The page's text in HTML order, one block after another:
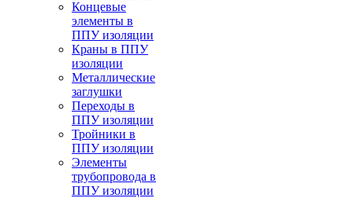
Концевые
элементы в
ППУ изоляции
Краны в ППУ
изоляции
Металлические
заглушки
Переходы в
ППУ изоляции
Тройники в
ППУ изоляции
Элементы
трубопровода в
ППУ изоляции